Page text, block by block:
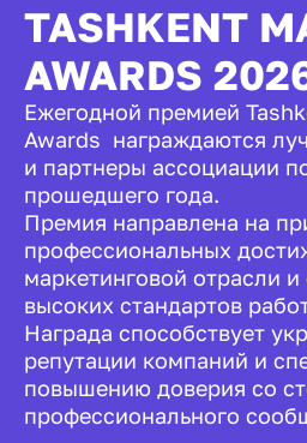
TASHKENT
AWARDS
Ежегодной премией
Awards награждаются
и партнеры ассоциации
прошедшего года.
Премия направлена на
профессиональных
маркетинговой отрасли
высоких стандартов
Награда способствует
репутации компаний и
повышению доверия со
профессионального